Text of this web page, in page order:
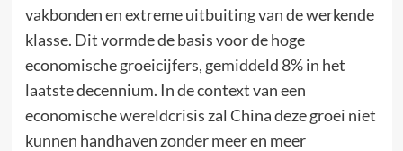
vakbonden en extreme uitbuiting van de werkende
klasse. Dit vormde de basis voor de hoge
economische groeicijfers, gemiddeld 8% in het
laatste decennium. In de context van een
economische wereldcrisis zal China deze groei niet
kunnen handhaven zonder meer en meer